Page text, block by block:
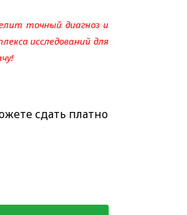
точный диагноз и
исследований для
сдать платно